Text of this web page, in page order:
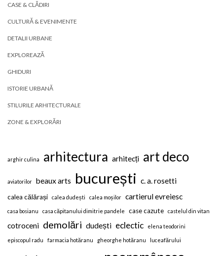
CASE & CLĂDIRI
CULTURĂ & EVENIMENTE
DETALII URBANE
EXPLOREAZĂ
GHIDURI
ISTORIE URBANĂ
STILURILE ARHITECTURALE
ZONE & EXPLORĂRI
arghir culina arhitectura arhitecți art deco
aviatorilor beaux arts bucurești c. a. rosetti
calea călărași calea dudești calea moșilor cartierul evreiesc
casa bosianu casa căpitanului dimitrie pandele case cazute castelul din vitan
cotroceni demolări dudești eclectic elena teodorini
episcopul radu farmacia hotăranu gheorghe hotăranu luceafărului